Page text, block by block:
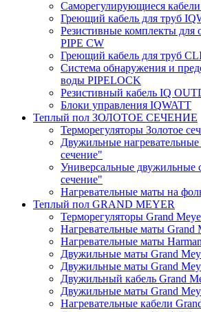
Саморегулирующиеся
Греющий кабель для труб
Резистивные комплекты для
PIPE CW
Греющий кабель для труб
Система обнаружения и
воды PIPELOCK
Резистивный кабель IQ
Блоки управления IQWATT
Теплый пол ЗОЛОТОЕ СЕЧЕНИЕ
Терморегуляторы Золотое
Двужильные
сечение"
Универсальные двужильные
сечение"
Нагревательные маты на
Теплый пол GRAND MEYER
Терморегуляторы Grand
Нагревательные маты Grand
Нагревательные маты
Двужильные маты Grand
Двужильные маты Grand
Двужильный кабель Grand
Двужильные маты Grand
Нагревательные кабели